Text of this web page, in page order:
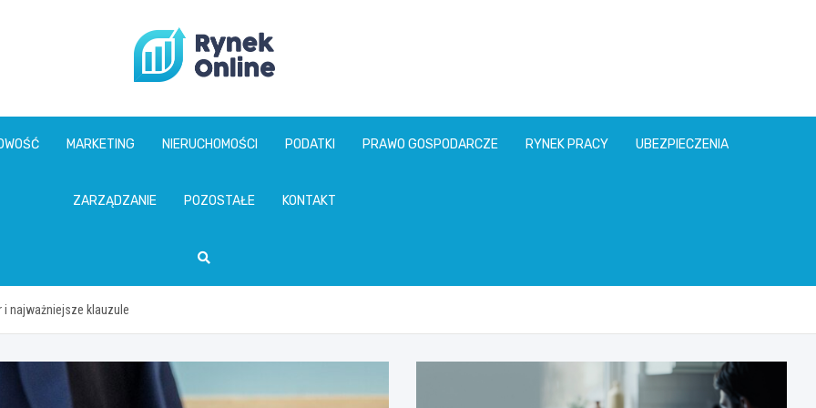
www.rynekonline.pl
MARKETING NIERUCHOMOŚCI PODATKI PRAWO GOSPODARCZE RYNEK PRACY UBEZPIECZENIA
ZARZĄDZANIE POZOSTAŁE KONTAKT
i najważniejsze klauzule